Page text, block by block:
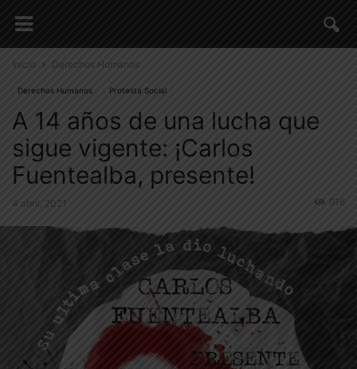
Inicio Derechos Humanos
Derechos Humanos Protesta Social
A 14 años de una lucha que
sigue vigente: ¡Carlos
Fuentealba, presente!
4 abril, 2021 916